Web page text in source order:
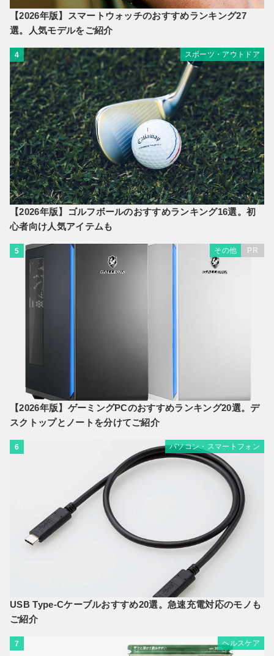
【2026年版】スマートウォッチのおすすめランキング27
選。人気モデルをご紹介
4 スポーツ・アウトドア
【2026年版】ゴルフボールのおすすめランキング16選。初
心者向け人気アイテムも
5 その他 PR
【2026年版】ゲーミングPCのおすすめランキング20選。デ
スクトップとノートを分けてご紹介
6 パソコン・スマートフォン
USB Type-Cケーブルおすすめ20選。急速充電対応のモノも
ご紹介
7 ヘルスケア